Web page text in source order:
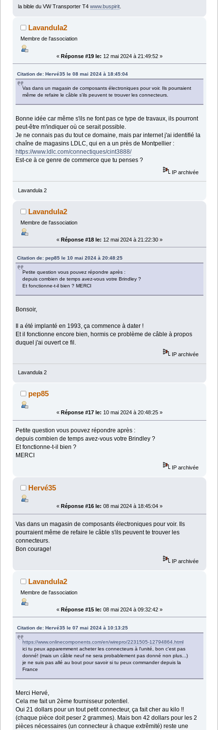
la bible du VW Transporter T4 www.buspirit.
Lavandula2
Membre de l'association
« Réponse #19 le: 12 mai 2024 à 21:49:52 »
Citation de: Hervé35 le 08 mai 2024 à 18:45:04
Vas dans un magasin de composants électroniques pour voir. Ils pourraient
même de refaire le câble s'ils peuvent te trouver les connecteurs.
Bonne idée car même s'ils ne font pas ce type de travaux, ils pourront
peut-être m'indiquer où ce serait possible.
Je ne connais pas du tout ce domaine, mais par internet j'ai identifié la
chaîne de magasins LDLC, qui en a un près de Montpellier :
https://www.ldlc.com/connectiques/cint3888/
Est-ce à ce genre de commerce que tu penses ?
IP archivée
Lavandula 2
Lavandula2
Membre de l'association
« Réponse #18 le: 12 mai 2024 à 21:22:30 »
Citation de: pep85 le 10 mai 2024 à 20:48:25
Petite question vous pouvez répondre après :
depuis combien de temps avez-vous votre Brindley ?
Et fonctionne-t-il bien ? MERCI
Bonsoir,
Il a été implanté en 1993, ça commence à dater !
Et il fonctionne encore bien, hormis ce problème de câble à propos
duquel j'ai ouvert ce fil.
IP archivée
Lavandula 2
pep85
« Réponse #17 le: 10 mai 2024 à 20:48:25 »
Petite question vous pouvez répondre après :
depuis combien de temps avez-vous votre Brindley ?
Et fonctionne-t-il bien ?
MERCI
IP archivée
Hervé35
« Réponse #16 le: 08 mai 2024 à 18:45:04 »
Vas dans un magasin de composants électroniques pour voir. Ils
pourraient même de refaire le câble s'ils peuvent te trouver les
connecteurs.
Bon courage!
IP archivée
Lavandula2
Membre de l'association
« Réponse #15 le: 08 mai 2024 à 09:32:42 »
Citation de: Hervé35 le 07 mai 2024 à 10:13:25
https://www.onlinecomponents.com/en/wirepro/2231505-12794864.html
ici tu peux apparemment acheter les connecteurs à l'unité, bon c'est pas
donné! (mais un câble neuf ne sera probablement pas donné non plus...)
je ne suis pas allé au bout pour savoir si tu peux commander depuis la
France
Merci Hervé,
Cela me fait un 2ème fournisseur potentiel.
Oui 21 dollars pour un tout petit connecteur, ça fait cher au kilo !!
(chaque pièce doit peser 2 grammes). Mais bon 42 dollars pour les 2
pièces nécessaires (un connecteur à chaque extrêmité) reste une